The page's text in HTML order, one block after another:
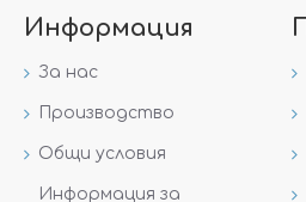
Информация
За нас
Производство
Общи условия
Информация за